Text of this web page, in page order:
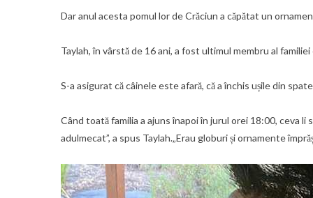
Dar anul acesta pomul lor de Crăciun a căpătat un
Taylah, în vârstă de 16 ani, a fost ultimul membru al
S-a asigurat că câinele este afară, că a închis ușile din
Când toată familia a ajuns înapoi în jurul orei 18:00, ceva li
adulmecat”, a spus Taylah.„Erau globuri și ornamente